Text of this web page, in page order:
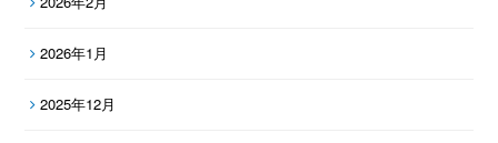
2026年1月
2025年12月